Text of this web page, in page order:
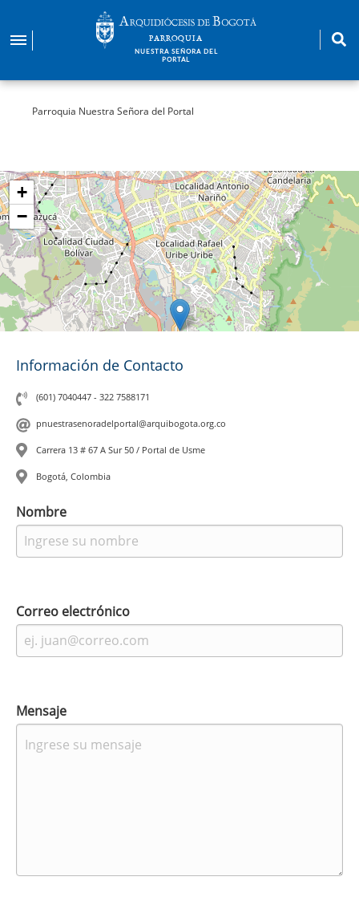
contenido
PARROQUIA
NUESTRA SEÑORA DEL
PORTAL
Parroquia Nuestra Señora del Portal
+
−
Información de Contacto
(601) 7040447 - 322 7588171
pnuestrasenoradelportal@arquibogota.org.co
Carrera 13 # 67 A Sur 50 / Portal de Usme
Bogotá, Colombia
Nombre
Correo electrónico
Mensaje